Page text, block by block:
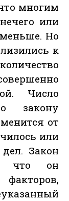
многим
или
Но
к
Число
закону
от
или
Закон
что он